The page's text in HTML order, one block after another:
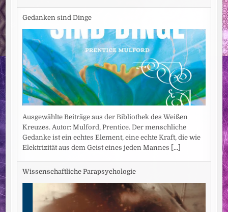
Gedanken sind Dinge
Ausgewählte Beiträge aus der Bibliothek des Weißen
Kreuzes. Autor: Mulford, Prentice. Der menschliche
Gedanke ist ein echtes Element, eine echte Kraft, die wie
Elektrizität aus dem Geist eines jeden Mannes
[...]
Wissenschaftliche Parapsychologie